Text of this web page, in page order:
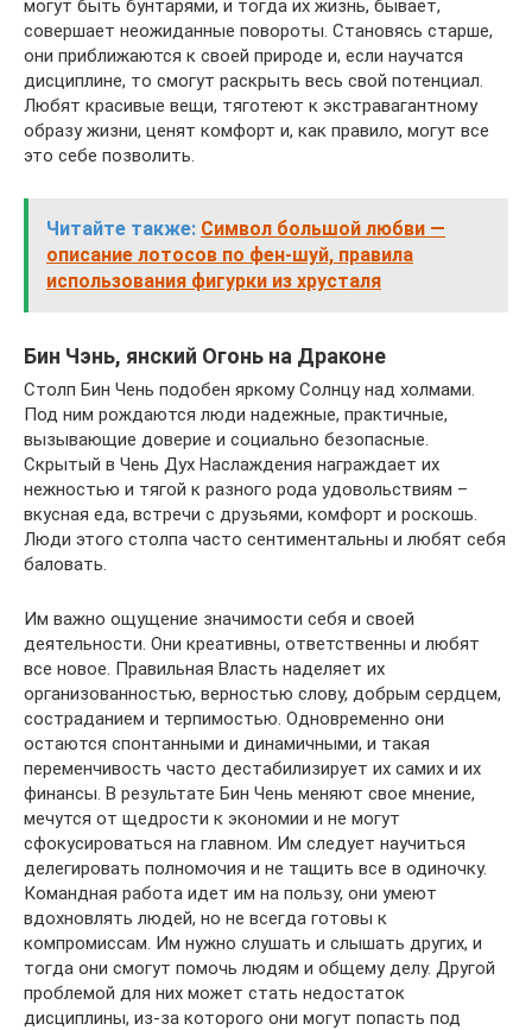
могут быть бунтарями, и тогда их жизнь, бывает,
совершает неожиданные повороты. Становясь старше,
они приближаются к своей природе и, если научатся
дисциплине, то смогут раскрыть весь свой потенциал.
Любят красивые вещи, тяготеют к экстравагантному
образу жизни, ценят комфорт и, как правило, могут все
это себе позволить.
Читайте также: Символ большой любви —
описание лотосов по фен-шуй, правила
использования фигурки из хрусталя
Бин Чэнь, янский Огонь на Драконе
Столп Бин Чень подобен яркому Солнцу над холмами.
Под ним рождаются люди надежные, практичные,
вызывающие доверие и социально безопасные.
Скрытый в Чень Дух Наслаждения награждает их
нежностью и тягой к разного рода удовольствиям –
вкусная еда, встречи с друзьями, комфорт и роскошь.
Люди этого столпа часто сентиментальны и любят себя
баловать.
Им важно ощущение значимости себя и своей
деятельности. Они креативны, ответственны и любят
все новое. Правильная Власть наделяет их
организованностью, верностью слову, добрым сердцем,
состраданием и терпимостью. Одновременно они
остаются спонтанными и динамичными, и такая
переменчивость часто дестабилизирует их самих и их
финансы. В результате Бин Чень меняют свое мнение,
мечутся от щедрости к экономии и не могут
сфокусироваться на главном. Им следует научиться
делегировать полномочия и не тащить все в одиночку.
Командная работа идет им на пользу, они умеют
вдохновлять людей, но не всегда готовы к
компромиссам. Им нужно слушать и слышать других, и
тогда они смогут помочь людям и общему делу. Другой
проблемой для них может стать недостаток
дисциплины, из-за которого они могут попасть под